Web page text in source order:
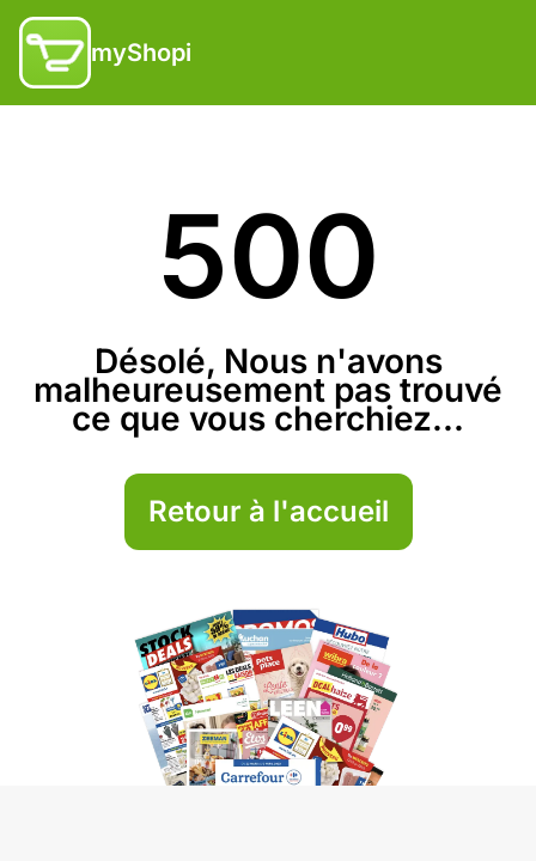
myShopi
500
Désolé, Nous n'avons
malheureusement pas trouvé
ce que vous cherchiez...
Retour à l'accueil